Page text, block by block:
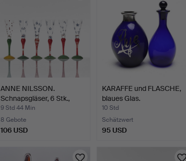
ANNE NILSSON.
Schnapsgläser, 6 Stk.,
"Clow…
9 Std 44 Min
8 Gebote
106 USD
KARAFFE und FLASCHE,
blaues Glas.
10 Std
Schätzwert
95 USD